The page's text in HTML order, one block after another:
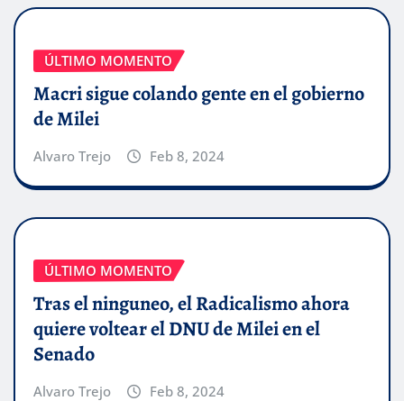
ÚLTIMO MOMENTO
Macri sigue colando gente en el gobierno
de Milei
Alvaro Trejo Feb 8, 2024
ÚLTIMO MOMENTO
Tras el ninguneo, el Radicalismo ahora
quiere voltear el DNU de Milei en el
Senado
Alvaro Trejo Feb 8, 2024